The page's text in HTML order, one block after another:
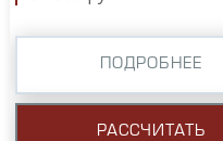
ПОДРОБНЕЕ
РАССЧИТАТЬ